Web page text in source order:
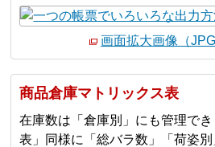
画面拡大画像（
商品倉庫マトリックス表
在庫数は「倉庫別」にも管理で
表」同様に「総バラ数」「荷姿